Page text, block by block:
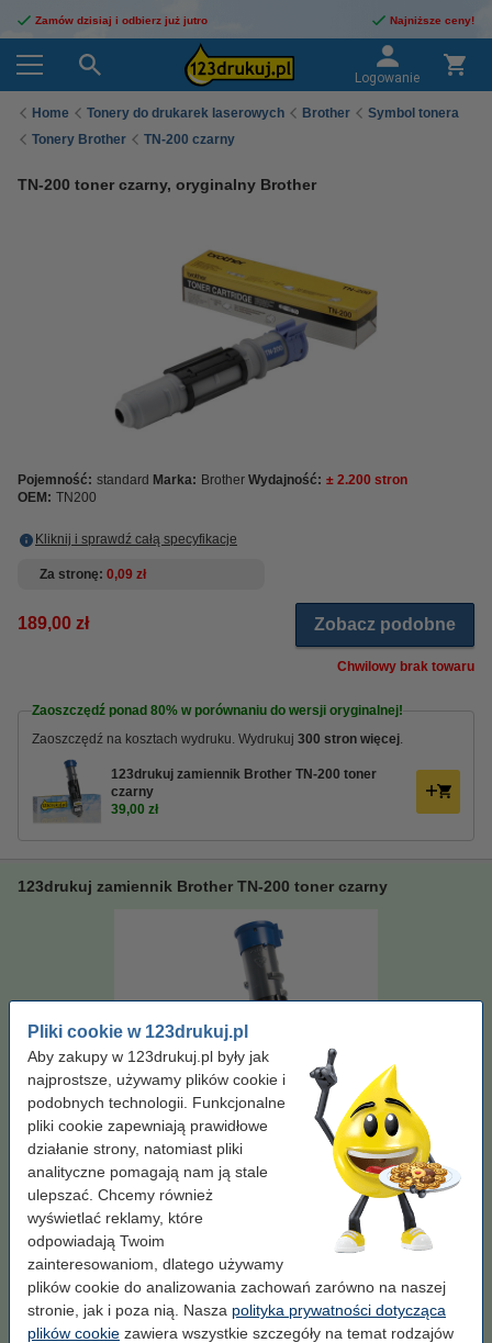
Pliki cookie w 123drukuj.pl
Aby zakupy w 123drukuj.pl były jak
najprostsze, używamy plików cookie i
podobnych technologii. Funkcjonalne
pliki cookie zapewniają prawidłowe
działanie strony, natomiast pliki
analityczne pomagają nam ją stale
ulepszać. Chcemy również
wyświetlać reklamy, które
odpowiadają Twoim
zainteresowaniom, dlatego używamy
plików cookie do analizowania zachowań zarówno na naszej
stronie, jak i poza nią. Nasza polityka prywatności dotycząca
plików cookie zawiera wszystkie szczegóły na temat rodzajów
Zamów dzisiaj i odbierz już jutro Najniższe ceny!
Logowanie
Home Tonery do drukarek laserowych Brother
Symbol tonera
Tonery Brother
TN-200 czarny
TN-200 toner czarny, oryginalny Brother
Pojemność: standard Marka: Brother Wydajność: ± 2.200 stron
OEM: TN200
Kliknij i sprawdź całą specyfikacje
Za stronę 0,09 zł
189,00 zł Zobacz podobne
Chwilowy brak towaru
Zaoszczędź ponad 80% w porównaniu do wersji oryginalnej!
Zaoszczędź na kosztach wydruku. Wydrukuj 300 stron więcej.
123drukuj zamiennik Brother TN-200 toner
czarny
39,00 zł
123drukuj zamiennik Brother TN-200 toner czarny
Pojemność: standard Marka: 123drukuj Wydajność:
± 2.500 stron
OEM: TN200
Kliknij i sprawdź całą specyfikacje
Zaoszczędź ponad80%w porównaniu do wersji oryginalnej!
Dostępny
Zamów na wtorek
Za stronę 0,02 zł